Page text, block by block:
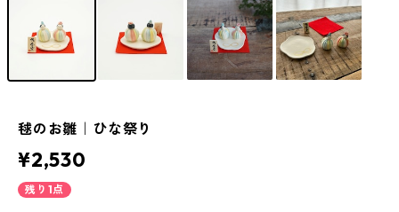
毬のお雛｜ひな祭り
¥2,530
残り1点